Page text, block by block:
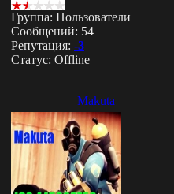
Группа: Пользователи
Сообщений: 54
Репутация: -3
Статус: Offline
Makuta